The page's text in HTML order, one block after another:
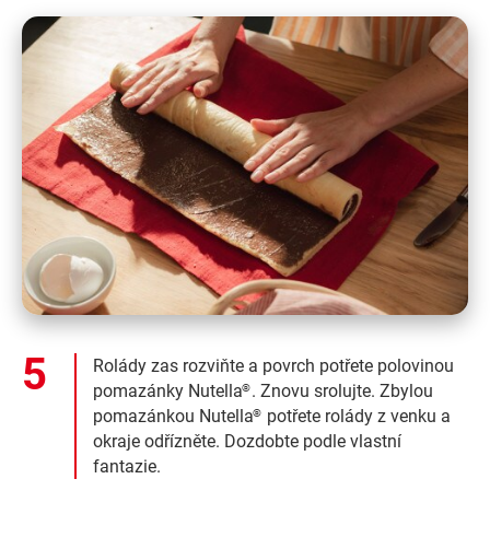
Rolády zas rozviňte a povrch potřete polovinou
pomazánky Nutella®. Znovu srolujte. Zbylou
pomazánkou Nutella® potřete rolády z venku a
okraje odřízněte. Dozdobte podle vlastní
fantazie.